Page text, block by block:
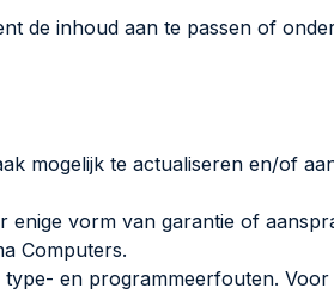
de inhoud aan te passen of
mogelijk te actualiseren en/of
vorm van garantie of
Computers.
en programmeerfouten.